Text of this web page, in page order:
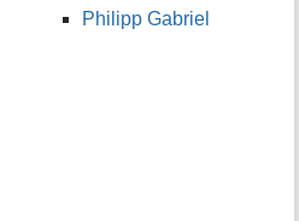
Philipp Gabriel